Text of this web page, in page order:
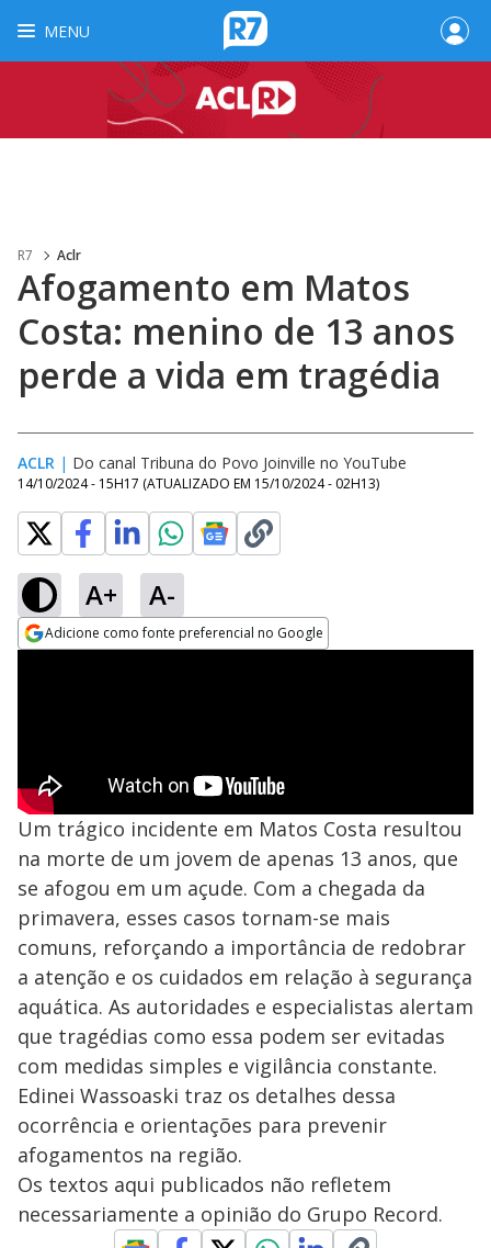
MENU
R7 Aclr
Afogamento em Matos
Costa: menino de 13 anos
perde a vida em tragédia
ACLR | Do canal Tribuna do Povo Joinville no YouTube
14/10/2024 - 15H17 (ATUALIZADO EM 15/10/2024 - 02H13)
A+ A-
Adicione como fonte preferencial no Google
Um trágico incidente em Matos Costa resultou
na morte de um jovem de apenas 13 anos, que
se afogou em um açude. Com a chegada da
primavera, esses casos tornam-se mais
comuns, reforçando a importância de redobrar
a atenção e os cuidados em relação à segurança
aquática. As autoridades e especialistas alertam
que tragédias como essa podem ser evitadas
com medidas simples e vigilância constante.
Edinei Wassoaski traz os detalhes dessa
ocorrência e orientações para prevenir
afogamentos na região.
Os textos aqui publicados não refletem
necessariamente a opinião do Grupo Record.